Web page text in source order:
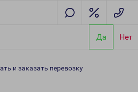
Да Нет
и заказать перевозку